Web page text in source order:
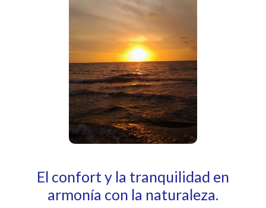
El confort y la tranquilidad en
armonía con la naturaleza.